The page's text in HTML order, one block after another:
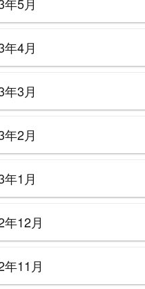
4月
3月
2月
1月
年12月
年11月